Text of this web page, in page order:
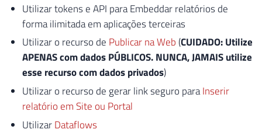
Utilizar tokens e API para Embeddar relatórios de
forma ilimitada em aplicações terceiras
Utilizar o recurso de Publicar na Web (CUIDADO: Utilize
APENAS com dados PÚBLICOS. NUNCA, JAMAIS utilize
esse recurso com dados privados)
Utilizar o recurso de gerar link seguro paraInserir
relatório em Site ou Portal
UtilizarDataflows